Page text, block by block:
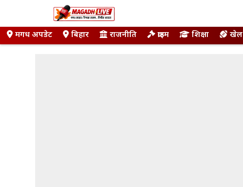
content
मगध अपडेट बिहार राजनीति क्राइम शिक्षा खेल